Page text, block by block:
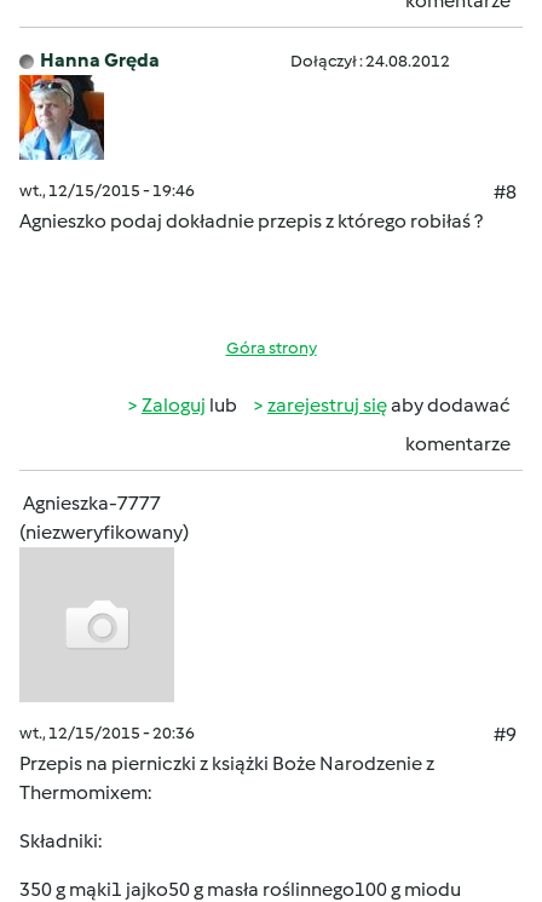
Hanna Gręda Dołączył : 24.08.2012
wt., 12/15/2015 - 19:46
#8
Agnieszko podaj dokładnie przepis z którego robiłaś ?
Góra strony
Zaloguj lub zarejestruj sięaby dodawać
komentarze
Agnieszka-7777
(niezweryfikowany)
wt., 12/15/2015 - 20:36
#9
Przepis na pierniczki z książki Boże Narodzenie z
Thermomixem:
Składniki:
350 g mąki1 jajko50 g masła roślinnego100 g miodu